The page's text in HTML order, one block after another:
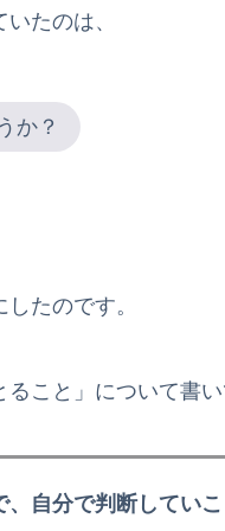
たのは、
か？
たのです。
こと」について書い
自分で判断していこ